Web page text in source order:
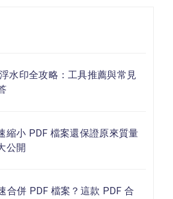
水印全攻略：工具推薦與常見
縮小 PDF 檔案還保證原來質量
公開
合併 PDF 檔案？這款 PDF 合